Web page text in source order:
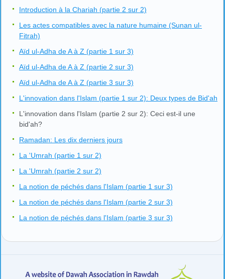
Introduction à la Chariah (partie 2 sur 2)
Les actes compatibles avec la nature humaine (Sunan ul-
Fitrah)
Aïd ul-Adha de A à Z (partie 1 sur 3)
Aïd ul-Adha de A à Z (partie 2 sur 3)
Aïd ul-Adha de A à Z (partie 3 sur 3)
L'innovation dans l'Islam (partie 1 sur 2): Deux types de Bid'ah
L'innovation dans l'Islam (partie 2 sur 2): Ceci est-il une
bid'ah?
Ramadan: Les dix derniers jours
La 'Umrah (partie 1 sur 2)
La 'Umrah (partie 2 sur 2)
La notion de péchés dans l'Islam (partie 1 sur 3)
La notion de péchés dans l'Islam (partie 2 sur 3)
La notion de péchés dans l'Islam (partie 3 sur 3)